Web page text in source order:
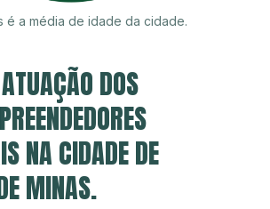
é a média de idade da cidade.
DOS
NA CIDADE DE
MINAS.